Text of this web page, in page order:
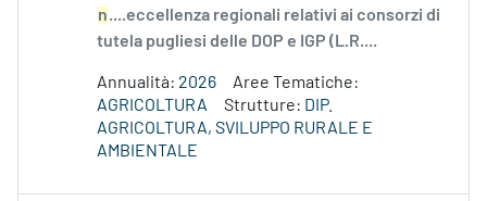
n....eccellenza regionali relativi ai consorzi di
tutela pugliesi delle DOP e IGP (L.R....
Annualità: 2026
Aree Tematiche:
AGRICOLTURA
Strutture: DIP.
AGRICOLTURA, SVILUPPO RURALE E
AMBIENTALE